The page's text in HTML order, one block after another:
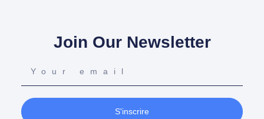
Join Our Newsletter
S'inscrire